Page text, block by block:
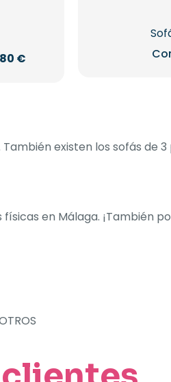
€El
existen los sofás de
en Málaga. ¡También